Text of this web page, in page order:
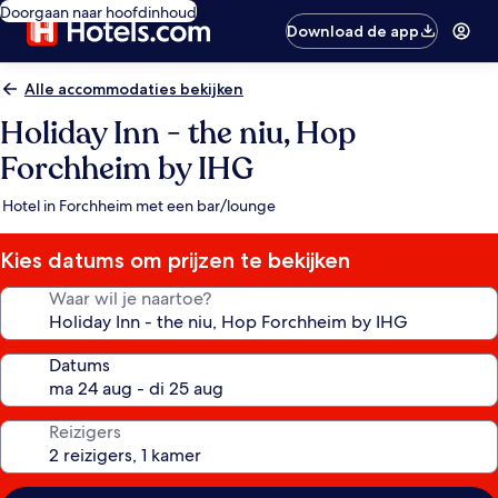
Doorgaan naar hoofdinhoud
Download de app
Alle accommodaties bekijken
Holiday Inn - the niu, Hop
Forchheim by IHG
Hotel in Forchheim met een bar/lounge
Kies datums om prijzen te bekijken
Waar wil je naartoe?
Datums
Reizigers